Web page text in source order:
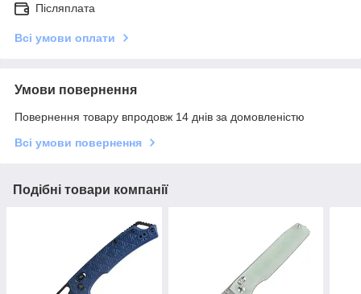
Післяплата
Всі умови оплати
Умови повернення
Повернення товару впродовж 14 днів за домовленістю
Всі умови повернення
Подібні товари компанії